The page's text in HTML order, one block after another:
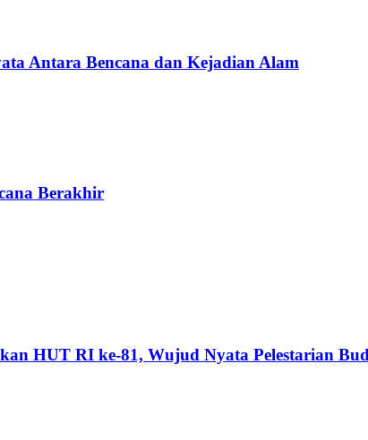
Antara Bencana dan Kejadian Alam
Berakhir
HUT RI ke-81, Wujud Nyata Pelestarian